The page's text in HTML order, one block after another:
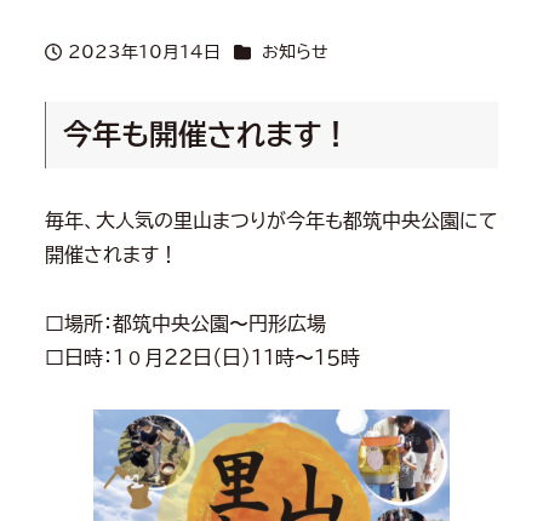
投稿日
2023年10月14日 カテゴリー
お知らせ
今年も開催されます！
毎年、大人気の里山まつりが今年も都筑中央公園にて
開催されます！
□場所：都筑中央公園〜円形広場
□日時：１０月２２日（日）１１時〜１５時